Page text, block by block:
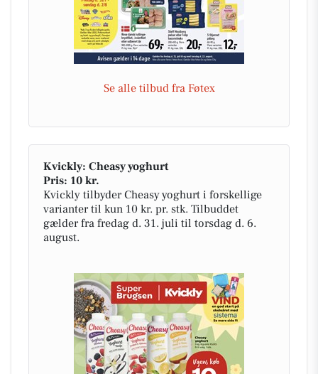
Se alle tilbud fra Føtex
Kvickly: Cheasy yoghurt
Pris: 10 kr.
Kvickly tilbyder Cheasy yoghurt i forskellige
varianter til kun 10 kr. pr. stk. Tilbuddet
gælder fra fredag d. 31. juli til torsdag d. 6.
august.